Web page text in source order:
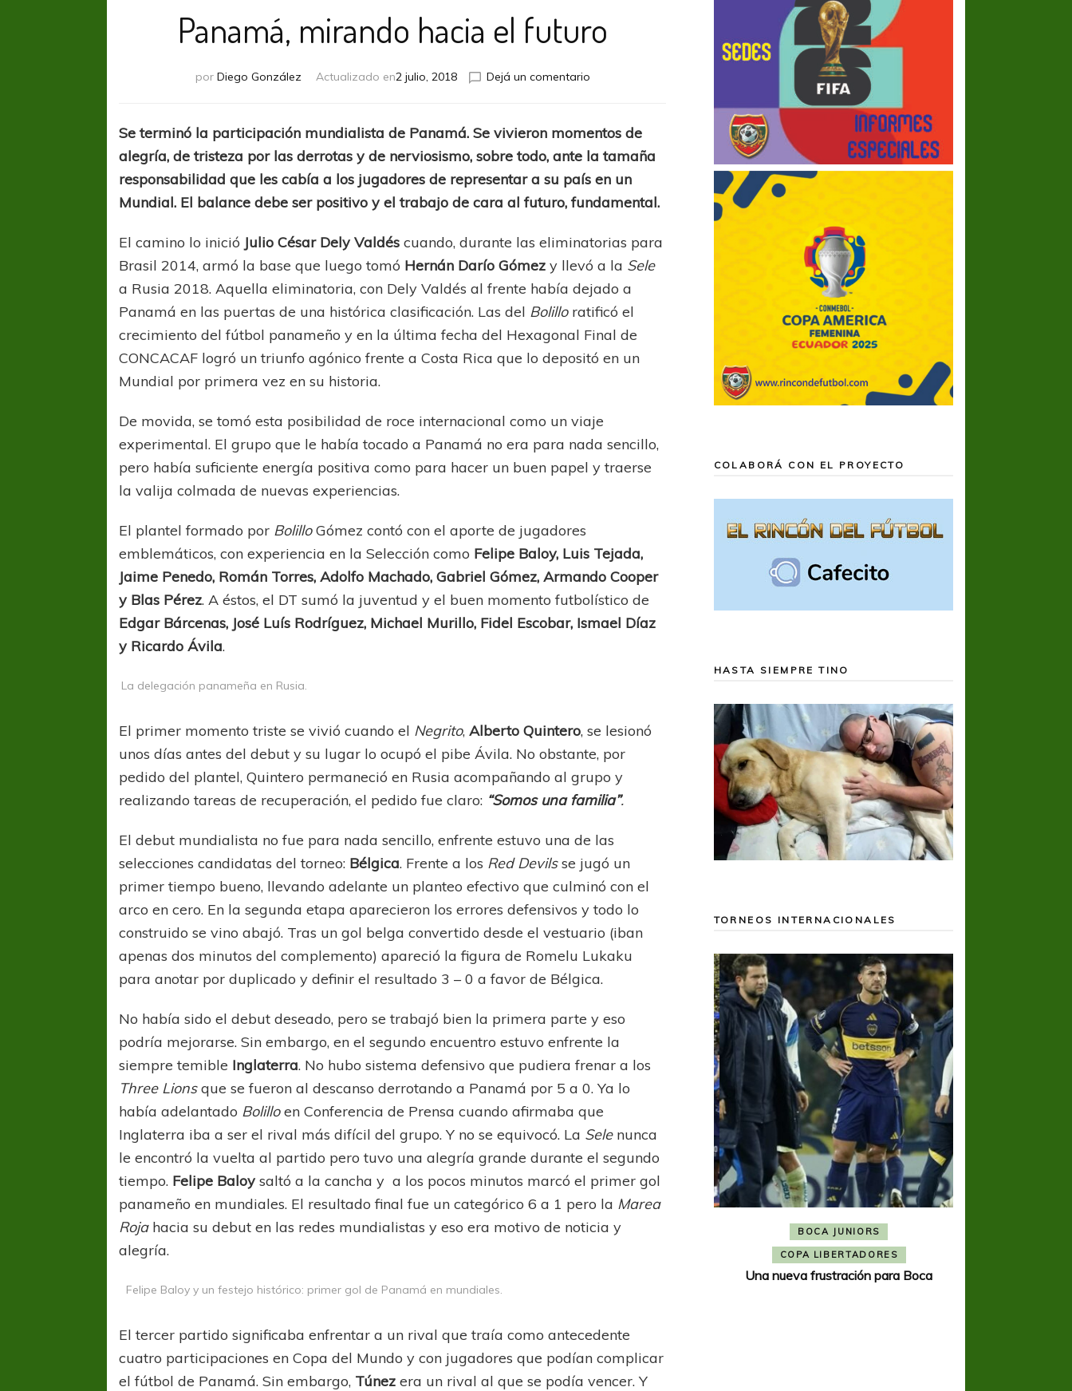
Panamá, mirando hacia el futuro
por Diego González Actualizado en2 julio, 2018 Dejá un comentarioen
hacia
el
futuro
Se terminó la participación mundialista de Panamá. Se vivieron momentos de
alegría, de tristeza por las derrotas y de nerviosismo, sobre todo, ante la tamaña
responsabilidad que les cabía a los jugadores de representar a su país en un
Mundial. El balance debe ser positivo y el trabajo de cara al futuro, fundamental.
El camino lo inició Julio César Dely Valdés cuando, durante las eliminatorias para
Brasil 2014, armó la base que luego tomó Hernán Darío Gómez y llevó a la Sele
a Rusia 2018. Aquella eliminatoria, con Dely Valdés al frente había dejado a
Panamá en las puertas de una histórica clasificación. Las del Bolilloratificó el
crecimiento del fútbol panameño y en la última fecha del Hexagonal Final de
CONCACAF logró un triunfo agónico frente a Costa Rica que lo depositó en un
Mundial por primera vez en su historia.
De movida, se tomó esta posibilidad de roce internacional como un viaje
experimental. El grupo que le había tocado a Panamá no era para nada sencillo,
pero había suficiente energía positiva como para hacer un buen papel y traerse
la valija colmada de nuevas experiencias.
El plantel formado por BolilloGómez contó con el aporte de jugadores
emblemáticos, con experiencia en la Selección como Felipe Baloy, Luis Tejada,
Jaime Penedo, Román Torres, Adolfo Machado, Gabriel Gómez, Armando Cooper
y Blas Pérez. A éstos, el DT sumó la juventud y el buen momento futbolístico de
Edgar Bárcenas, José Luís Rodríguez, Michael Murillo, Fidel Escobar, Ismael Díaz
y Ricardo Ávila.
La delegación panameña en Rusia.
El primer momento triste se vivió cuando el Negrito,Alberto Quintero, se lesionó
unos días antes del debut y su lugar lo ocupó el pibe Ávila. No obstante, por
pedido del plantel, Quintero permaneció en Rusia acompañando al grupo y
realizando tareas de recuperación, el pedido fue claro: “Somos una familia”.
El debut mundialista no fue para nada sencillo, enfrente estuvo una de las
selecciones candidatas del torneo: Bélgica. Frente a los Red Devilsse jugó un
primer tiempo bueno, llevando adelante un planteo efectivo que culminó con el
arco en cero. En la segunda etapa aparecieron los errores defensivos y todo lo
construido se vino abajó. Tras un gol belga convertido desde el vestuario (iban
apenas dos minutos del complemento) apareció la figura de Romelu Lukaku
para anotar por duplicado y definir el resultado 3 – 0 a favor de Bélgica.
No había sido el debut deseado, pero se trabajó bien la primera parte y eso
podría mejorarse. Sin embargo, en el segundo encuentro estuvo enfrente la
siempre temible Inglaterra. No hubo sistema defensivo que pudiera frenar a los
Three Lionsque se fueron al descanso derrotando a Panamá por 5 a 0. Ya lo
había adelantado Bolilloen Conferencia de Prensa cuando afirmaba que
Inglaterra iba a ser el rival más difícil del grupo. Y no se equivocó. La Selenunca
le encontró la vuelta al partido pero tuvo una alegría grande durante el segundo
tiempo. Felipe Baloy saltó a la cancha y a los pocos minutos marcó el primer gol
panameño en mundiales. El resultado final fue un categórico 6 a 1 pero la Marea
Rojahacia su debut en las redes mundialistas y eso era motivo de noticia y
alegría.
Felipe Baloy y un festejo histórico: primer gol de Panamá en mundiales.
El tercer partido significaba enfrentar a un rival que traía como antecedente
cuatro participaciones en Copa del Mundo y con jugadores que podían complicar
el fútbol de Panamá. Sin embargo, Túnez era un rival al que se podía vencer. Y
COLABORÁ CON EL PROYECTO
HASTA SIEMPRE TINO
TORNEOS INTERNACIONALES
COPA SUDAMERICANA TIGRE
Octavos de Final
COPA SUDAMERICANA LANÚS UEFA CHAMPIONS LEAGUE BOCA JUNIORS
COPA LIBERTADORES
Una nueva frustración para Boca